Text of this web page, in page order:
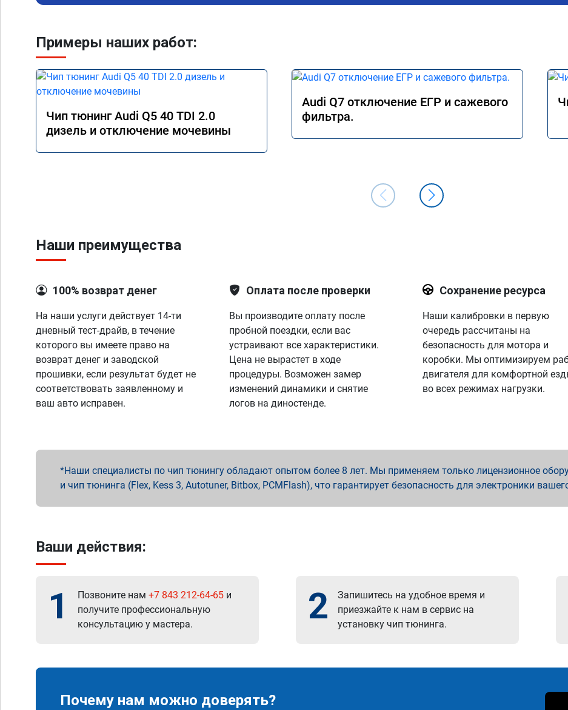
Примеры наших работ:
Чип тюнинг Audi Q5 40 TDI 2.0
дизель и отключение мочевины
Audi Q7 отключение ЕГР и сажевого
фильтра.
Наши преимущества
100% возврат денег
На наши услуги действует 14-ти
дневный тест-драйв, в течение
которого вы имеете право на
возврат денег и заводской
прошивки, если результат будет не
соответствовать заявленному и
ваш авто исправен.
Оплата после проверки
Вы производите оплату после
пробной поездки, если вас
устраивают все характеристики.
Цена не вырастет в ходе
процедуры. Возможен замер
изменений динамики и снятие
логов на диностенде.
Сохранение ресурса
Наши калибровки в первую
очередь рассчитаны на
безопасность для мотора и
коробки. Мы оптимизируем
двигателя для комфортной
во всех режимах нагрузки.
Наши специалисты по чип тюнингу обладают опытом более 8 лет. Мы применяем только лицензионное
и чип тюнинга (Flex, Kess 3, Autotuner, Bitbox, PCMFlash), что гарантирует безопасность для электроники
Ваши действия:
1 Позвоните нам +7 843 212-64-65 и
получите профессиональную
консультацию у мастера.
2
Запишитесь на удобное время и
приезжайте к нам в сервис на
установку чип тюнинга.
Почему нам можно доверять?